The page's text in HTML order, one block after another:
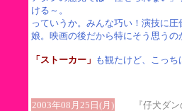
ける～。
っていうか。みんな巧い！演技に
娘。映画の後だから特にそう思う
「ストーカー」 も観たけど、こっ
2003年08月25日(月) 『仔犬ダン